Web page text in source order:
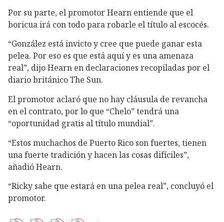
Por su parte, el promotor Hearn entiende que el
boricua irá con todo para robarle el título al escocés.
“González está invicto y cree que puede ganar esta
pelea. Por eso es que está aquí y es una amenaza
real”, dijo Hearn en declaraciones recopiladas por el
diario británico The Sun.
El promotor aclaró que no hay cláusula de revancha
en el contrato, por lo que “Chelo” tendrá una
“oportunidad gratis al título mundial”.
“Estos muchachos de Puerto Rico son fuertes, tienen
una fuerte tradición y hacen las cosas difíciles”,
añadió Hearn.
“Ricky sabe que estará en una pelea real”, concluyó el
promotor.